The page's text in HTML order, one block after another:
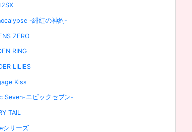
-緋紅の神約-
ZERO
RING
LILIES
Kiss
Seven-エピックセブン-
TAIL
シリーズ